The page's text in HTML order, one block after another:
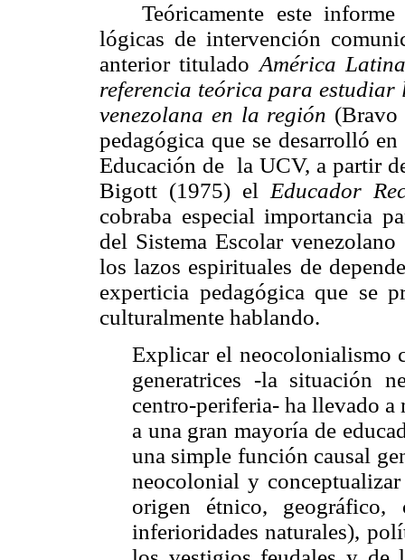
Teóricamente este
lógicas de intervención
anterior titulado América
referencia teórica para estudiar
venezolana en la región (Bravo
pedagógica que se desarrolló
Educación de la UCV, a partir
Bigott (1975) el Educador
cobraba especial importancia
del Sistema Escolar
los lazos espirituales de
experticia pedagógica que se
culturalmente hablando.
Explicar el neocolonialismo
generatrices -la situación
centro-periferia- ha llevado a
a una gran mayoría de
una simple función causal
neocolonial y
origen étnico,
inferioridades naturales),